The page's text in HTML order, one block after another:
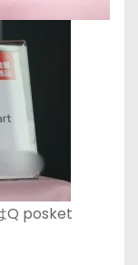
Q posket